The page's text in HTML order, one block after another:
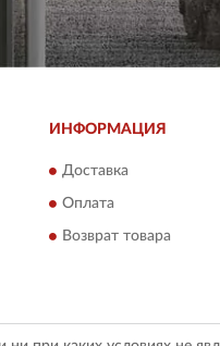
ИНФОРМАЦИЯ
Доставка
Оплата
Возврат товара